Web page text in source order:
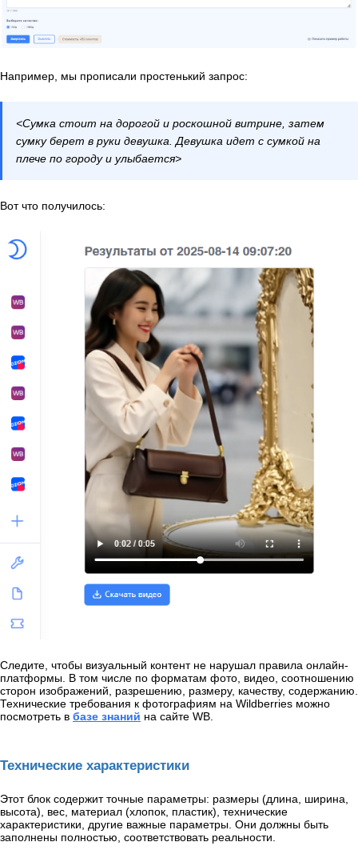
Например, мы прописали простенький запрос:
<Сумка стоит на дорогой и роскошной витрине, затем
сумку берет в руки девушка. Девушка идет с сумкой на
плече по городу и улыбается>
Вот что получилось:
Следите, чтобы визуальный контент не нарушал правила онлайн-
платформы. В том числе по форматам фото, видео, соотношению
сторон изображений, разрешению, размеру, качеству, содержанию.
Технические требования к фотографиям на Wildberries можно
посмотреть в базе знаний на сайте WB.
Технические характеристики
Этот блок содержит точные параметры: размеры (длина, ширина,
высота), вес, материал (хлопок, пластик), технические
характеристики, другие важные параметры. Они должны быть
заполнены полностью, соответствовать реальности.